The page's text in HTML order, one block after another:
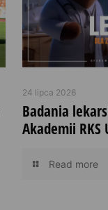
24 lipca 2026
Badania
Akademii RKS
Read more